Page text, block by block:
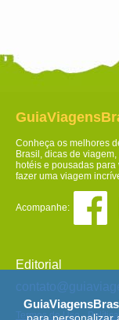
Conheça os melhores
Brasil, dicas de
hotéis e pousadas
fazer uma viagem
Acompanhe:
Editorial
Termos de Uso-